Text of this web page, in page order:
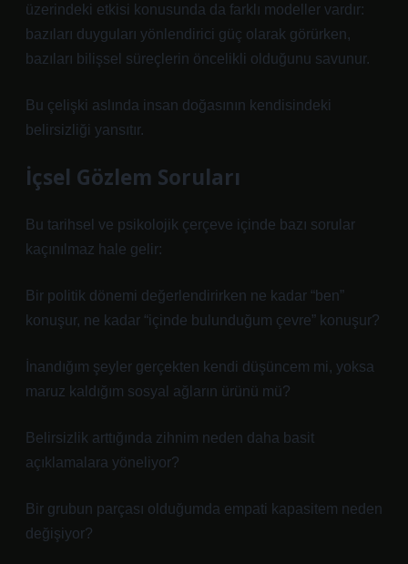
üzerindeki etkisi konusunda da farklı modeller vardır:
bazıları duyguları yönlendirici güç olarak görürken,
bazıları bilişsel süreçlerin öncelikli olduğunu savunur.
Bu çelişki aslında insan doğasının kendisindeki
belirsizliği yansıtır.
İçsel Gözlem Soruları
Bu tarihsel ve psikolojik çerçeve içinde bazı sorular
kaçınılmaz hale gelir:
Bir politik dönemi değerlendirirken ne kadar “ben”
konuşur, ne kadar “içinde bulunduğum çevre” konuşur?
İnandığım şeyler gerçekten kendi düşüncem mi, yoksa
maruz kaldığım sosyal ağların ürünü mü?
Belirsizlik arttığında zihnim neden daha basit
açıklamalara yöneliyor?
Bir grubun parçası olduğumda empati kapasitem neden
değişiyor?